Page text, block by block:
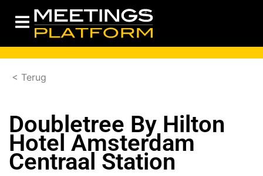
< Terug
Doubletree By Hilton
Hotel Amsterdam
Centraal Station